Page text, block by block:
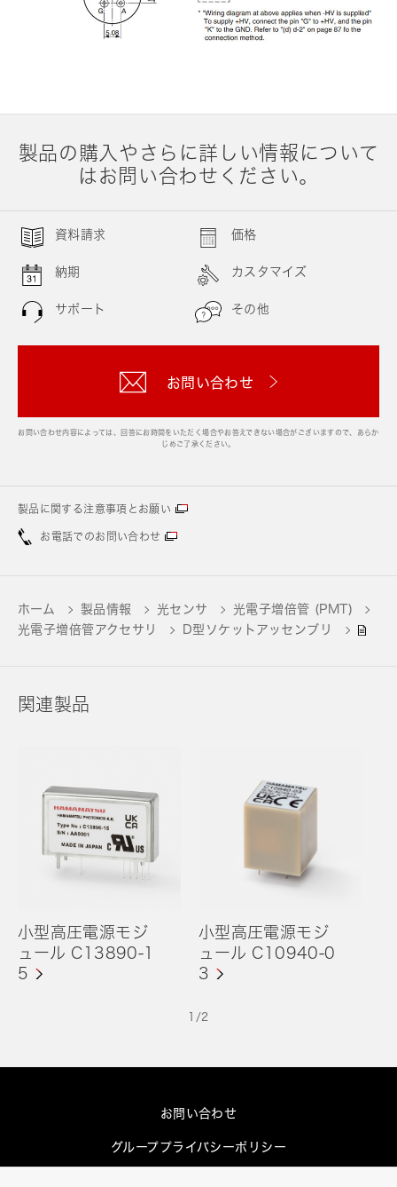
製品の購入やさらに詳しい情報について
はお問い合わせください。
資料請求 価格
納期 カスタマイズ
サポート その他
お問い合わせ
お問い合わせ内容によっては、回答にお時間をいただく場合やお答えできない場合がございますので、あらか
じめご了承ください。
製品に関する注意事項とお願い
お電話でのお問い合わせ
ホーム 製品情報 光センサ
光電子増倍管 (PMT)
光電子増倍管アクセサリ
D型ソケットアッセンブリ
関連製品
小型高圧電源モジ
ュール C13890-1
5
小型高圧電源モジ
ュール C10940-0
3
1 /2
お問い合わせ
グループプライバシーポリシー